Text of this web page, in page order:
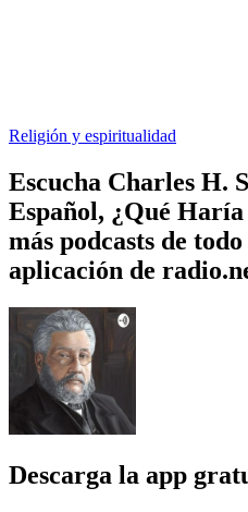
Religión y espiritualidad
Escucha Charles H.
Español, ¿Qué Haría
más podcasts de
aplicación de
Descarga la app